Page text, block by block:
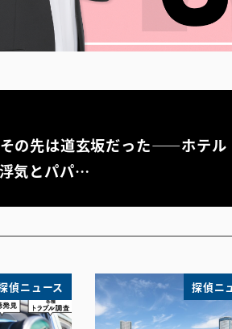
の先は道玄坂だった――ホテル
気とパパ…
偵ニュース 探偵ニ